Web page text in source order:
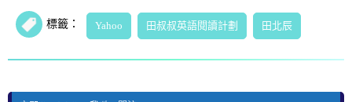
標籤： Yahoo 田叔叔英語閱讀計劃 田北辰